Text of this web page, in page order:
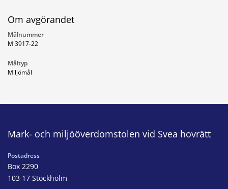
Om avgörandet
Målnummer
M 3917-22
Måltyp
Miljömål
Mark- och miljööverdomstolen vid Svea hovrätt
Postadress
Box 2290
103 17 Stockholm